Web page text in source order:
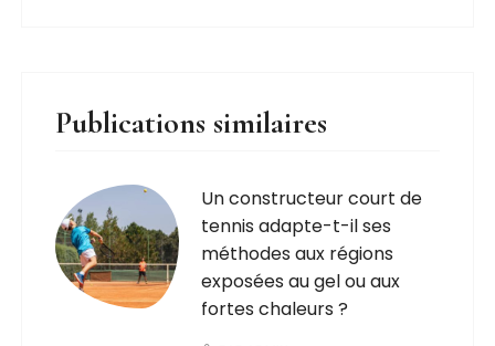
Publications similaires
Un constructeur court de
tennis adapte-t-il ses
méthodes aux régions
exposées au gel ou aux
fortes chaleurs ?